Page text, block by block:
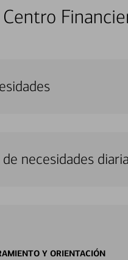
necesidades
Y ORIENTACIÓN